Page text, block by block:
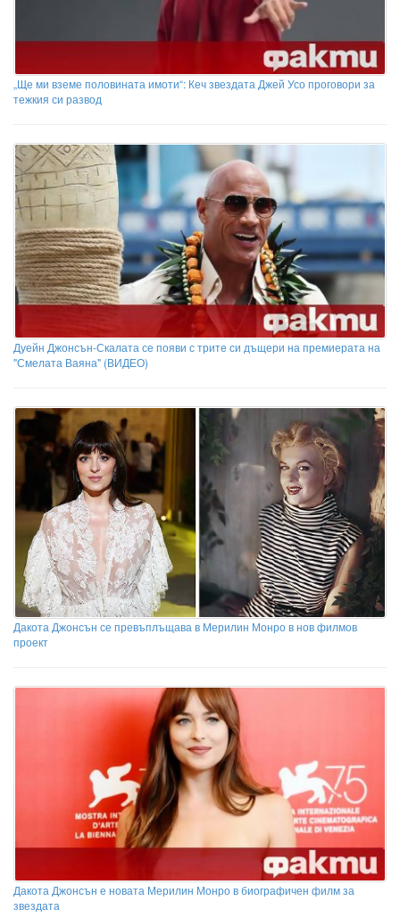
„Ще ми вземе половината имоти“: Кеч звездата Джей Усо проговори за
тежкия си развод
Дуейн Джонсън-Скалата се появи с трите си дъщери на премиерата на
"Смелата Ваяна" (ВИДЕО)
Дакота Джонсън се превъплъщава в Мерилин Монро в нов филмов
проект
Дакота Джонсън е новата Мерилин Монро в биографичен филм за
звездата